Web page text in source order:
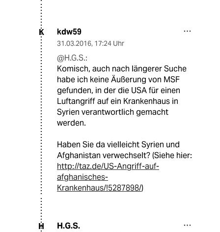
K kdw59
31.03.2016, 17:24 Uhr
@H.G.S.:
Komisch, auch nach längerer Suche
habe ich keine Äußerung von MSF
gefunden, in der die USA für einen
Luftangriff auf ein Krankenhaus in
Syrien verantwortlich gemacht
werden.
Haben Sie da vielleicht Syrien und
Afghanistan verwechselt? (Siehe hier:
http://taz.de/US-Angriff-auf-
afghanisches-
Krankenhaus/!5287898/)
H H.G.S.